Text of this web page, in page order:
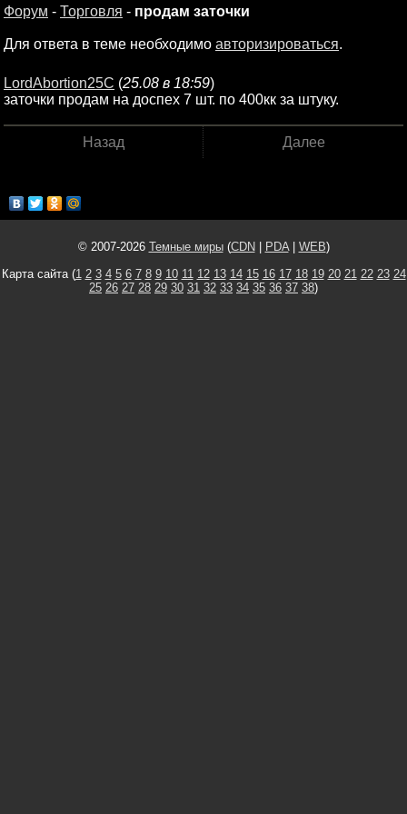
Форум - Торговля - продам заточки
Для ответа в теме необходимо авторизироваться.
LordAbortion25C (25.08 в 18:59)
заточки продам на доспех 7 шт. по 400кк за штуку.
Назад Далее
© 2007-2026 Темные миры(CDN PDA| WEB)
Карта сайта (1 2 3 4 5 6 7 8 9 10 11 12 13 14 15 16 17 18 19 20 21 22 23 24
25 26 27 28 29 30 31 32 33 34 35 36 37 38)